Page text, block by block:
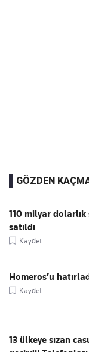
GÖZDEN
110 milyar dolarlık
satıldı
Kaydet
Homeros’u
Kaydet
13 ülkeye sızan